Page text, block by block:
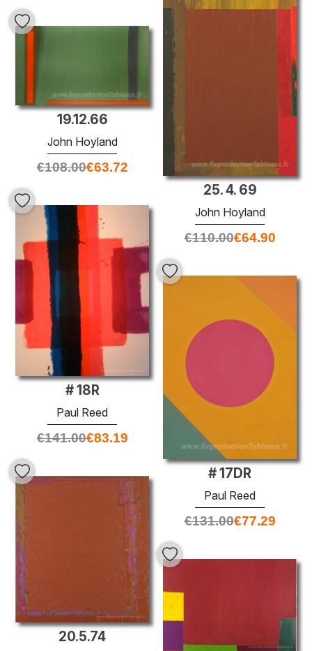
25. 4. 69
John Hoyland
€110.00€64.90
19.12.66
John Hoyland
€108.00€63.72
# 18R
Paul Reed
€141.00€83.19
# 17DR
Paul Reed
€131.00€77.29
20.5.74